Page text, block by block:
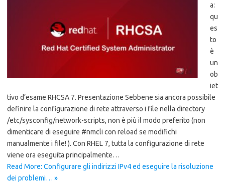
a:
qu
es
to
è
un
ob
iet
tivo d’esame RHCSA 7. Presentazione Sebbene sia ancora possibile
definire la configurazione di rete attraverso i file nella directory
/etc/sysconfig/network-scripts, non è più il modo preferito (non
dimenticare di eseguire #nmcli con reload se modifichi
manualmente i file! ). Con RHEL 7, tutta la configurazione di rete
viene ora eseguita principalmente…
Read More: Configurare gli indirizzi IPv4 ed eseguire la risoluzione
dei problemi… »